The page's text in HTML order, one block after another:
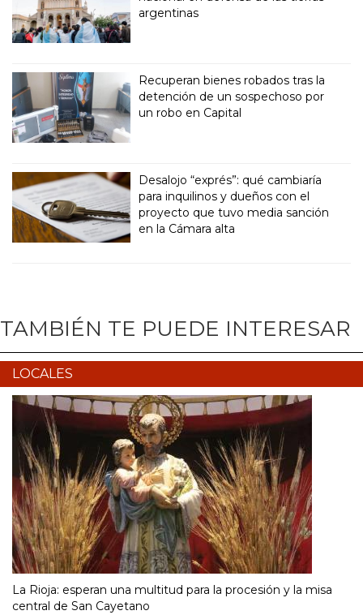
argentinas
Recuperan bienes robados tras la
detención de un sospechoso por
un robo en Capital
Desalojo “exprés”: qué cambiaría
para inquilinos y dueños con el
proyecto que tuvo media sanción
en la Cámara alta
TAMBIÉN TE PUEDE INTERESAR
LOCALES
La Rioja: esperan una multitud para la procesión y la misa
central de San Cayetano